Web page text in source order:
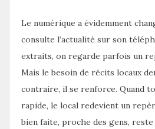
Le numérique a évidemment
consulte l’actualité sur son
extraits, on regarde parfois un
Mais le besoin de récits locaux
contraire, il se renforce. Quand
rapide, le local redevient un
bien faite, proche des gens,